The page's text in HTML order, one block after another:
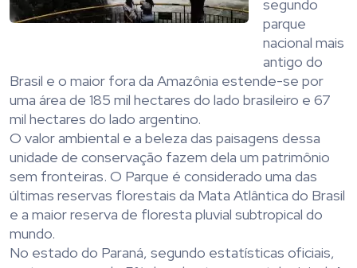
segundo
parque
nacional mais
antigo do
Brasil e o maior fora da Amazônia estende-se por
uma área de 185 mil hectares do lado brasileiro e 67
mil hectares do lado argentino.
O valor ambiental e a beleza das paisagens dessa
unidade de conservação fazem dela um patrimônio
sem fronteiras. O Parque é considerado uma das
últimas reservas florestais da Mata Atlântica do Brasil
e a maior reserva de floresta pluvial subtropical do
mundo.
No estado do Paraná, segundo estatísticas oficiais,